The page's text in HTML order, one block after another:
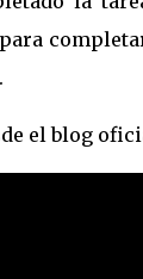
el blog